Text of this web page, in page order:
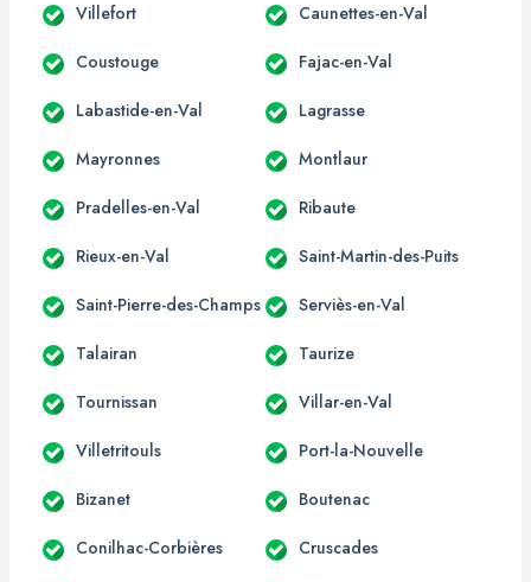
Villefort Caunettes-en-Val
Coustouge Fajac-en-Val
Labastide-en-Val Lagrasse
Mayronnes Montlaur
Pradelles-en-Val Ribaute
Rieux-en-Val Saint-Martin-des-Puits
Saint-Pierre-des-Champs Serviès-en-Val
Talairan Taurize
Tournissan Villar-en-Val
Villetritouls Port-la-Nouvelle
Bizanet Boutenac
Conilhac-Corbières Cruscades